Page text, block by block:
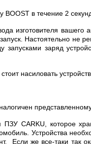
в течение 2
изготовителя
Настоятельно не
заряд
насиловать
CARKU, которое
Устройства
же все-таки так